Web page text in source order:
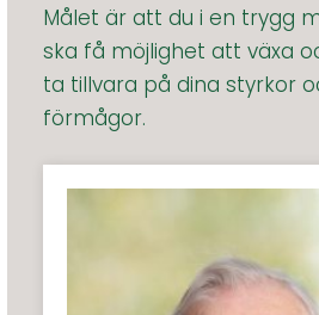
Målet är att du i en trygg
ska få möjlighet att växa
ta tillvara på dina styrkor
förmågor.